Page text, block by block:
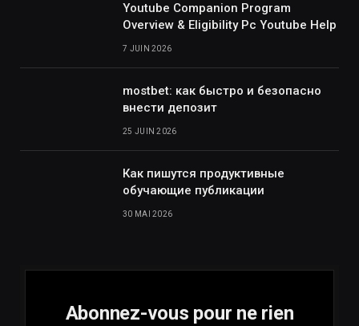
Youtube Companion Program
Overview & Eligibility Pc Youtube Help
7 JUIN 2026
mostbet: как быстро и безопасно
внести депозит
25 JUIN 2026
Как пишутся продуктивные
обучающие публикации
30 MAI 2026
Abonnez-vous pour ne rien